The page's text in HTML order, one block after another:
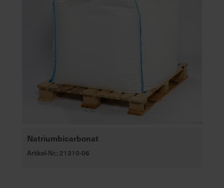
Natriumbicarbonat
Artikel-Nr.: 21310-06